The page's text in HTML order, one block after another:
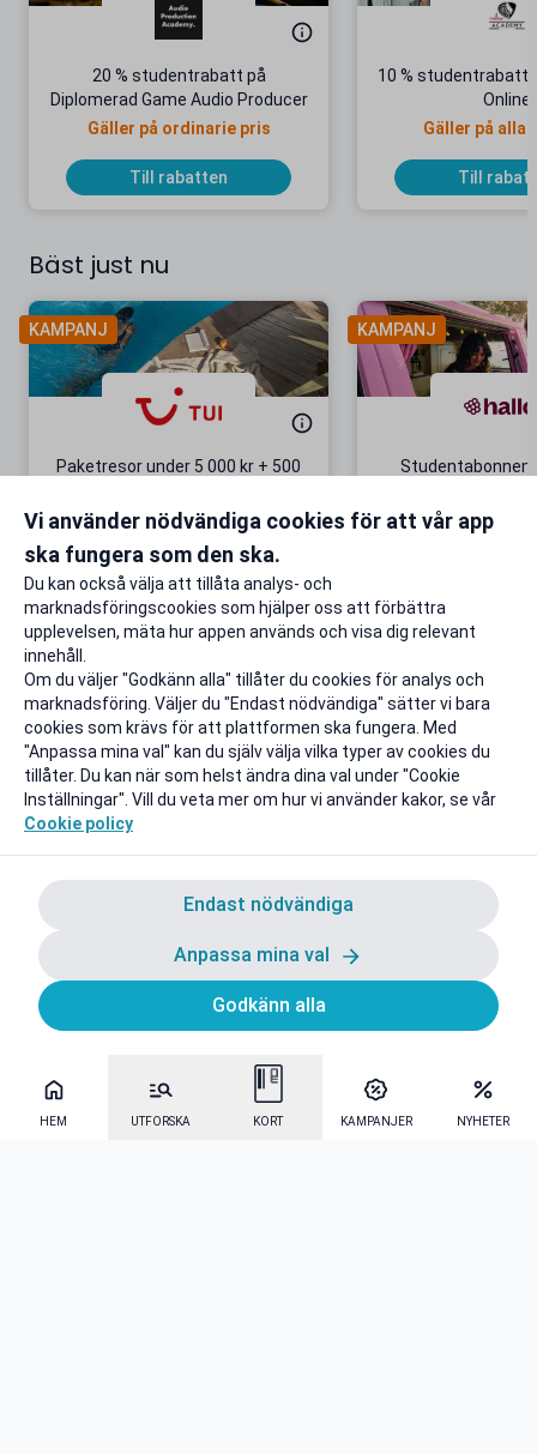
HEM UTFORSKA KORT KAMPANJER NYHETER
20 % studentrabatt på
Diplomerad Game Audio Producer
Gäller på ordinarie pris
Till rabatten
10 % studentrabatt
Online
Gäller på alla
Till
Bäst just nu
KAMPANJ
Paketresor under 5 000 kr + 500
Gäller även på redan prissänkta
Till rabatten
KAMPANJ
+ 20 GB
Vi använder nödvändiga cookies för att vår app
ska fungera som den ska.
Du kan också välja att tillåta analys- och
marknadsföringscookies som hjälper oss att förbättra
upplevelsen, mäta hur appen används och visa dig relevant
innehåll.
Om du väljer "Godkänn alla" tillåter du cookies för analys och
marknadsföring. Väljer du "Endast nödvändiga" sätter vi bara
cookies som krävs för att plattformen ska fungera. Med
"Anpassa mina val" kan du själv välja vilka typer av cookies du
tillåter. Du kan när som helst ändra dina val under "Cookie
Inställningar". Vill du veta mer om hur vi använder kakor, se vår
Cookie policy
Endast nödvändiga
Anpassa mina val
Godkänn alla